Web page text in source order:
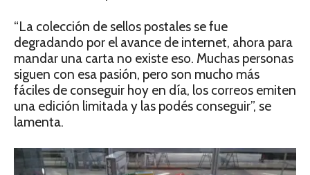
“La colección de sellos postales se fue
degradando por el avance de internet, ahora para
mandar una carta no existe eso. Muchas personas
siguen con esa pasión, pero son mucho más
fáciles de conseguir hoy en día, los correos emiten
una edición limitada y las podés conseguir”, se
lamenta.